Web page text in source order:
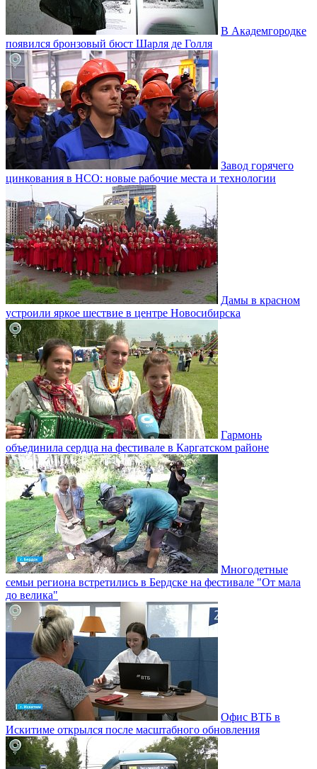
В Академгородке
появился бронзовый бюст Шарля де Голля
Завод горячего
цинкования в НСО: новые рабочие места и технологии
Дамы в красном
устроили яркое шествие в центре Новосибирска
Гармонь
объединила сердца на фестивале в Каргатском районе
Многодетные
семьи региона встретились в Бердске на фестивале "От мала
до велика"
Офис ВТБ в
Искитиме открылся после масштабного обновления